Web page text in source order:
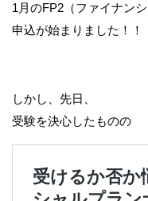
1月のFP2（ファイナン
申込が始まりました！！
しかし、先日、
受験を決心したものの